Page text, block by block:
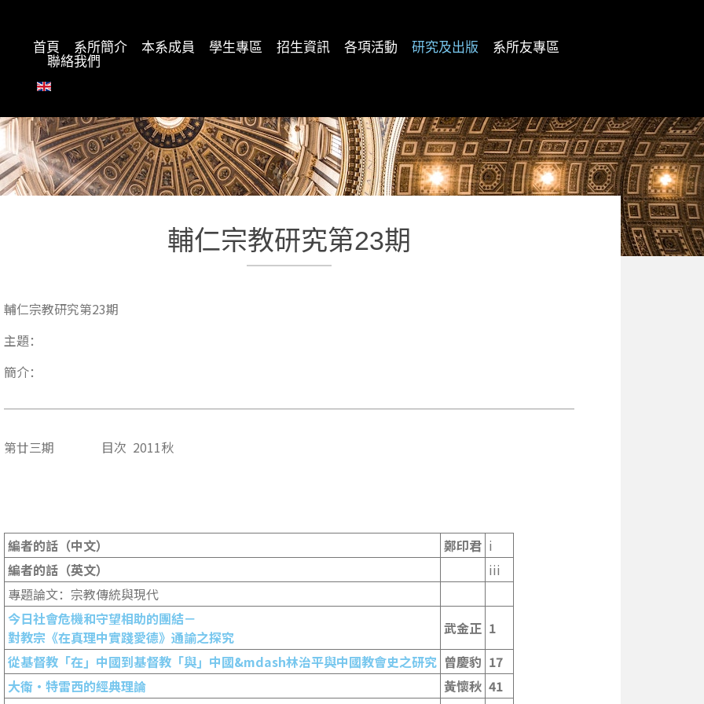
首頁 系所簡介 本系成員 學生專區 招生資訊 各項活動 研究及出版
系所友專區
聯絡我們
輔仁宗教研究第23期
輔仁宗教研究第23期
主題：
簡介：
第廿三期 目次 2011秋
編者的話（中文） 鄭印君 i
編者的話（英文）
iii
專題論文：宗教傳統與現代
今日社會危機和守望相助的團結－
對教宗《在真理中實踐愛德》通諭之探究
武金正 1
從基督教「在」中國到基督教「與」中國&mdash林治平與中國教會史之研究 曾慶豹 17
大衛 ‧特雷西的經典理論 黃懷秋 41